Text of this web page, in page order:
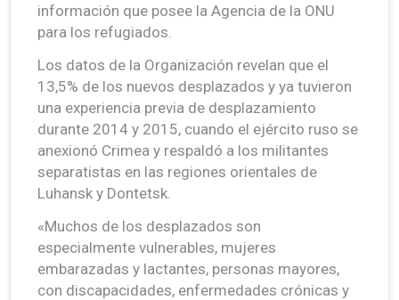
información que posee la Agencia de la ONU
para los refugiados.
Los datos de la Organización revelan que el
13,5% de los nuevos desplazados y ya tuvieron
una experiencia previa de desplazamiento
durante 2014 y 2015, cuando el ejército ruso se
anexionó Crimea y respaldó a los militantes
separatistas en las regiones orientales de
Luhansk y Dontetsk.
«Muchos de los desplazados son
especialmente vulnerables, mujeres
embarazadas y lactantes, personas mayores,
con discapacidades, enfermedades crónicas y